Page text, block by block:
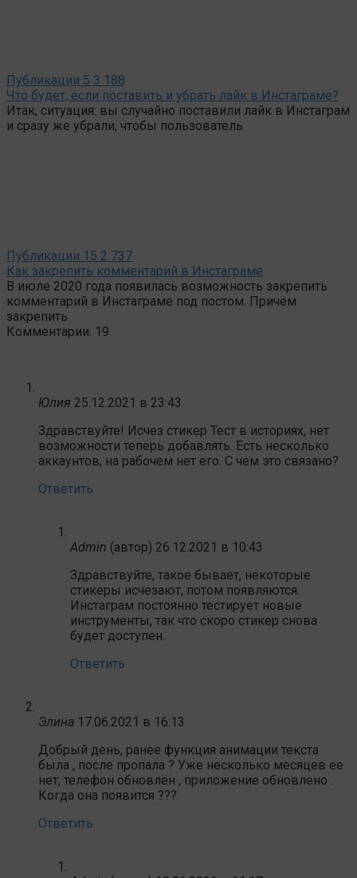
Публикации 5 3 188
Что будет, если поставить и убрать лайк в Инстаграме?
Итак, ситуация: вы случайно поставили лайк в Инстаграм
и сразу же убрали, чтобы пользователь
Публикации 15 2 737
Как закрепить комментарий в Инстаграме
В июле 2020 года появилась возможность закрепить
комментарий в Инстаграме под постом. Причём
закрепить
Комментарии: 19
Юлия 25.12.2021 в 23:43
Здравствуйте! Исчез стикер Тест в историях, нет
возможности теперь добавлять. Есть несколько
аккаунтов, на рабочем нет его. С чем это связано?
Ответить
Admin (автор) 26.12.2021 в 10:43
Здравствуйте, такое бывает, некоторые
стикеры исчезают, потом появляются.
Инстаграм постоянно тестирует новые
инструменты, так что скоро стикер снова
будет доступен.
Ответить
Элина 17.06.2021 в 16:13
Добрый день, ранее функция анимации текста
была , после пропала ? Уже несколько месяцев ее
нет, телефон обновлён , приложение обновлено .
Когда она появится ???
Ответить